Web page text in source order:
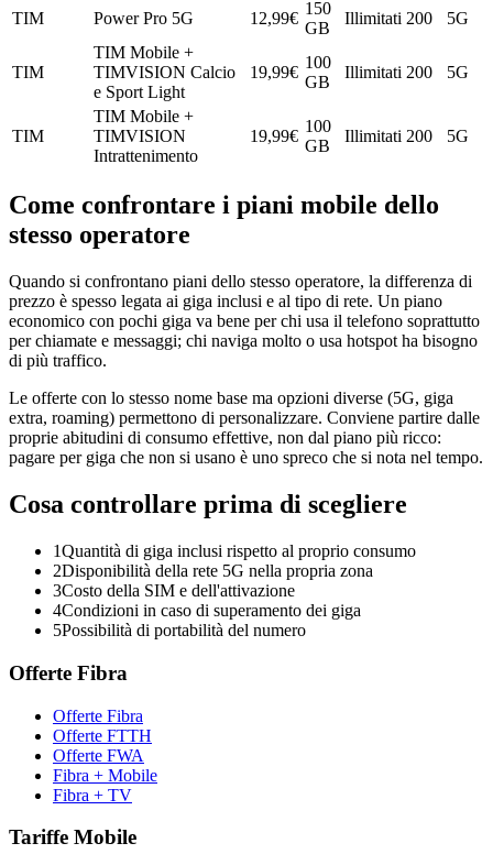
TIM Power Pro 5G 12,99€
150
GB
Illimitati 200 5G
TIM
TIM Mobile +
TIMVISION Calcio
e Sport Light
19,99€
100
GB
Illimitati 200 5G
TIM
TIM Mobile +
TIMVISION
Intrattenimento
19,99€
100
GB
Illimitati 200 5G
Come confrontare i piani mobile dello
stesso operatore
Quando si confrontano piani dello stesso operatore, la differenza di
prezzo è spesso legata ai giga inclusi e al tipo di rete. Un piano
economico con pochi giga va bene per chi usa il telefono soprattutto
per chiamate e messaggi; chi naviga molto o usa hotspot ha bisogno
di più traffico.
Le offerte con lo stesso nome base ma opzioni diverse (5G, giga
extra, roaming) permettono di personalizzare. Conviene partire dalle
proprie abitudini di consumo effettive, non dal piano più ricco:
pagare per giga che non si usano è uno spreco che si nota nel tempo.
Cosa controllare prima di scegliere
1Quantità di giga inclusi rispetto al proprio consumo
2Disponibilità della rete 5G nella propria zona
3Costo della SIM e dell'attivazione
4Condizioni in caso di superamento dei giga
5Possibilità di portabilità del numero
Offerte Fibra
Offerte Fibra
Offerte FTTH
Offerte FWA
Fibra + Mobile
Fibra + TV
Tariffe Mobile